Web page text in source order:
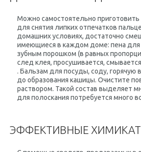
Можно самостоятельно
для снятия липких отпечатков
домашних условиях, достаточно
имеющиеся в каждом доме: пена для
зубным порошком (в равных
след клея, просушивается,
. Бальзам для посуды, соду,
до образования кашицы. Очистите
раствором. Такой состав выделяет
для полоскания потребуется много
ЭФФЕКТИВНЫЕ